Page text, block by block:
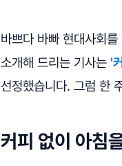
바쁘다 바빠 현대사회
소개해 드리는 기사는 '
선정했습니다. 그럼 한
커피 없이 아침